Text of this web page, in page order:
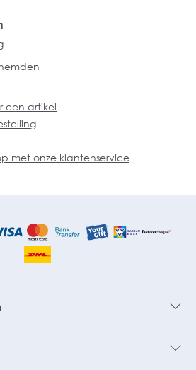
een artikel
met onze klantenservice